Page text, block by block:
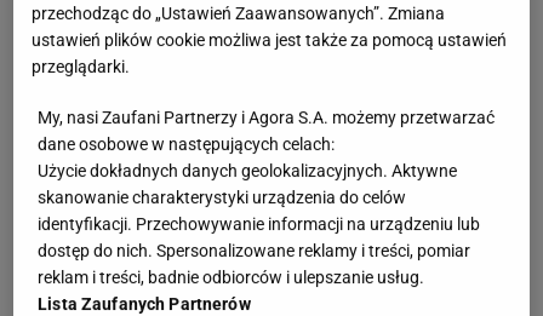
sekundę, wiało nawet ponad m/s. Wielu skoczków
nie radziło sobie z tymi warunkami. Niestety, także
technicznej. Do 120. metra nie dolecieli Aleksander
Zniszczoł (116,5 metra) i Kamil
Stoch(118 metrów).
Drugi z wymienionych zaliczył też brzydkie
lądowanie, co przełożyło się na niższe noty i miejsce
za Zniszczołem. Niestety, obaj nie dostali się do
drugiejserii. Stoch był szczególnie niezadowolony
przechodząc do „Ustawień Zaawansowanych”. Zmiana
ustawień plików cookie możliwa jest także za pomocą ustawień
przeglądarki.
My, nasi Zaufani Partnerzy i Agora S.A. możemy przetwarzać
dane osobowe w następujących celach:
Użycie dokładnych danych geolokalizacyjnych. Aktywne
skanowanie charakterystyki urządzenia do celów
identyfikacji. Przechowywanie informacji na urządzeniu lub
dostęp do nich. Spersonalizowane reklamy i treści, pomiar
reklam i treści, badnie odbiorców i ulepszanie usług.
Lista Zaufanych Partnerów